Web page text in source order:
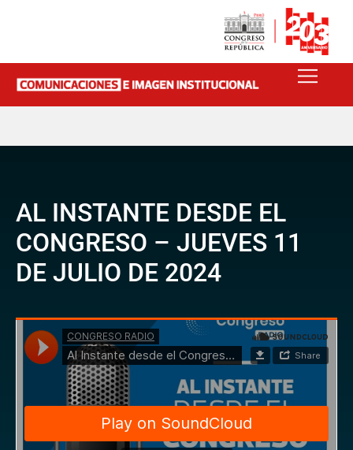
AL INSTANTE DESDE EL
CONGRESO – JUEVES 11
DE JULIO DE 2024